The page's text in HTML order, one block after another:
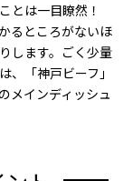
とは一目瞭然！
るところがないほ
します。ごく少量
、「神戸ビーフ」
メインディッシュ